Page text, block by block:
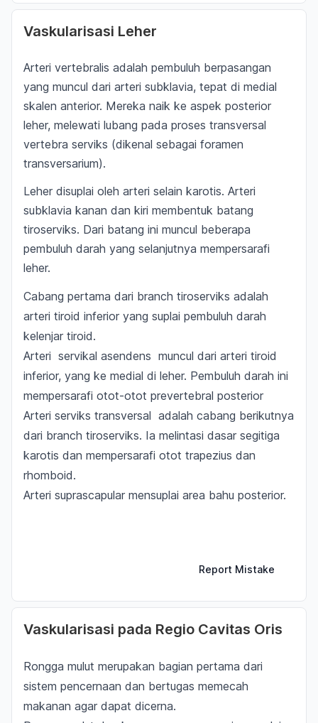
Vaskularisasi Leher
Arteri vertebralis adalah pembuluh berpasangan
yang muncul dari arteri subklavia, tepat di medial
skalen anterior. Mereka naik ke aspek posterior
leher, melewati lubang pada proses transversal
vertebra serviks (dikenal sebagai foramen
transversarium).
Leher disuplai oleh arteri selain karotis. Arteri
subklavia kanan dan kiri membentuk batang
tiroserviks. Dari batang ini muncul beberapa
pembuluh darah yang selanjutnya mempersarafi
leher.
Cabang pertama dari branch tiroserviks adalah
arteri tiroid inferior yang suplai pembuluh darah
kelenjar tiroid.
Arteri servikal asendens muncul dari arteri tiroid
inferior, yang ke medial di leher. Pembuluh darah ini
mempersarafi otot-otot prevertebral posterior
Arteri serviks transversal adalah cabang berikutnya
dari branch tiroserviks. Ia melintasi dasar segitiga
karotis dan mempersarafi otot trapezius dan
rhomboid.
Arteri suprascapular mensuplai area bahu posterior.
Report Mistake
Vaskularisasi pada Regio Cavitas Oris
Rongga mulut merupakan bagian pertama dari
sistem pencernaan dan bertugas memecah
makanan agar dapat dicerna.